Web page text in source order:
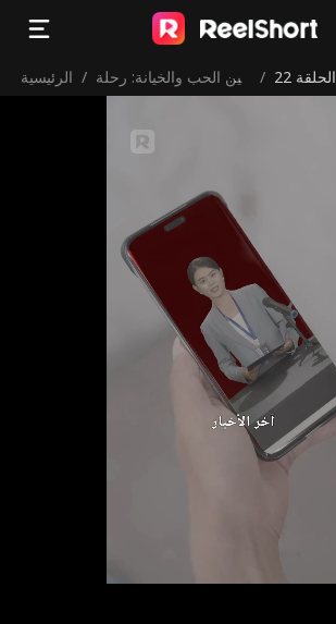
الرئيسية / بين الحب والخيانة: رحلة
/ الحلقة 22